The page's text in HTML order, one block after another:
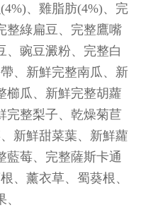
、雞脂肪(4%)、完
整綠扁豆、完整鷹嘴
、豌豆澱粉、完整白
、新鮮完整南瓜、新
櫛瓜、新鮮完整胡蘿
完整梨子、乾燥菊苣
新鮮甜菜葉、新鮮蘿
藍莓、完整薩斯卡通
、薰衣草、蜀葵根、